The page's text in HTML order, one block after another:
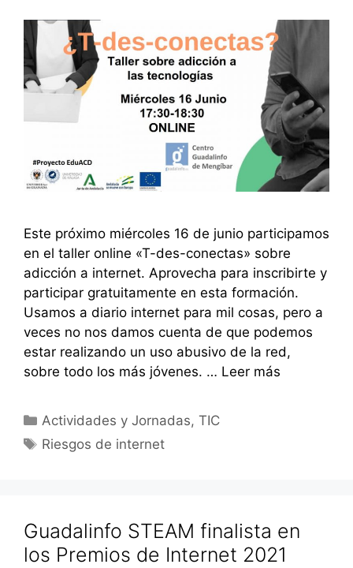
Este próximo miércoles 16 de junio participamos
en el taller online «T-des-conectas» sobre
adicción a internet. Aprovecha para inscribirte y
participar gratuitamente en esta formación.
Usamos a diario internet para mil cosas, pero a
veces no nos damos cuenta de que podemos
estar realizando un uso abusivo de la red,
sobre todo los más jóvenes. … Leer más
Categorías
Actividades y Jornadas,TIC
Etiquetas
Riesgos de internet
Guadalinfo STEAM finalista en
los Premios de Internet 2021